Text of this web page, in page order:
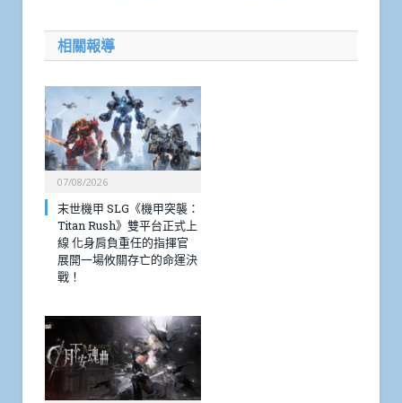
相關報導
07/08/2026
末世機甲 SLG《機甲突襲：
Titan Rush》雙平台正式上
線 化身肩負重任的指揮官
展開一場攸關存亡的命運決
戰！